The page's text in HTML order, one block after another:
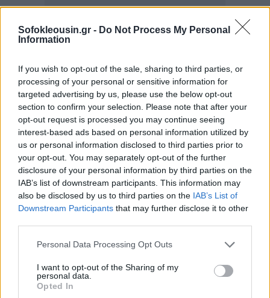
Sofokleousin.gr - Do Not Process My Personal
Information
If you wish to opt-out of the sale, sharing to third parties, or
processing of your personal or sensitive information for
targeted advertising by us, please use the below opt-out
section to confirm your selection. Please note that after your
opt-out request is processed you may continue seeing
interest-based ads based on personal information utilized by
us or personal information disclosed to third parties prior to
your opt-out. You may separately opt-out of the further
disclosure of your personal information by third parties on the
IAB’s list of downstream participants. This information may
also be disclosed by us to third parties on the IAB’s List of
Downstream Participants that may further disclose it to other
Personal Data Processing Opt Outs
I want to opt-out of the Sharing of my
personal data.
Opted In